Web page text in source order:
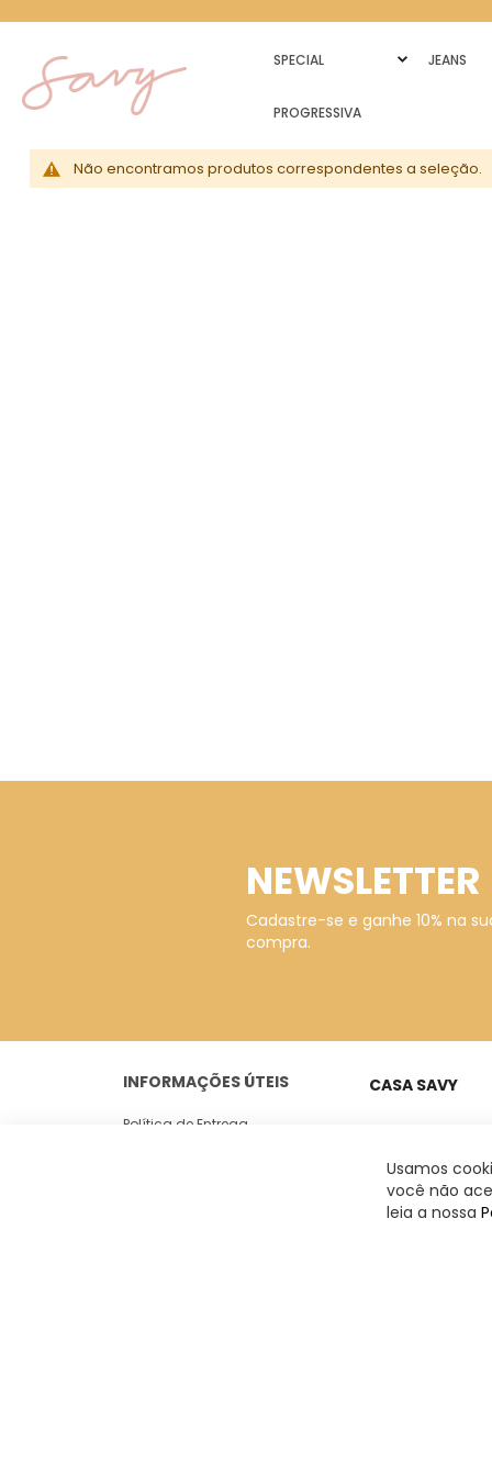
SPECIAL
PROGRESSIVA
JEANS
Não encontramos produtos correspondentes a seleção.
NEWSLETTER
Cadastre-se e ganhe 10% na
compra.
INFORMAÇÕES ÚTEIS
Política de Entrega
CASA SAVY
Jardim Paulista -
Usamos
você não
leia a nossa